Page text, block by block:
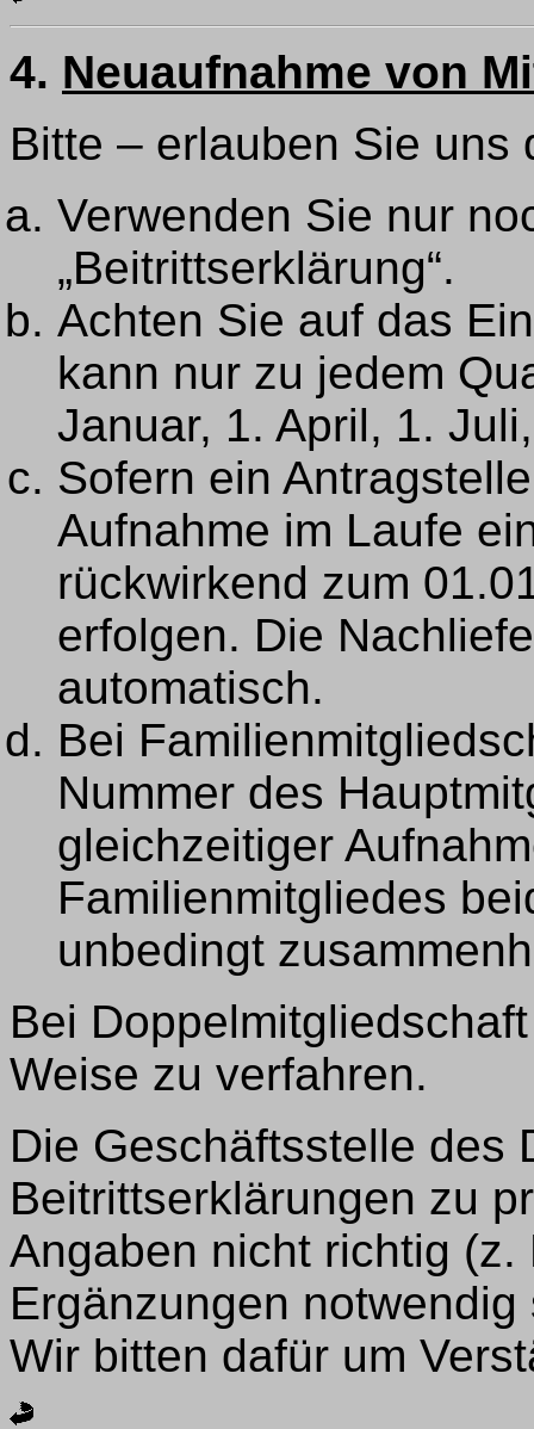
4. Neuaufnahme von
Bitte – erlauben Sie uns
Verwenden Sie nur
„Beitrittserklärung“.
Achten Sie auf das
kann nur zu jedem
Januar, 1. April, 1.
Sofern ein
Aufnahme im Laufe
rückwirkend zum
erfolgen. Die
automatisch.
Bei
Nummer des
gleichzeitiger
Familienmitgliedes
unbedingt
Bei
Weise zu verfahren.
Die Geschäftsstelle des
Beitrittserklärungen zu
Angaben nicht richtig
Ergänzungen
Wir bitten dafür um